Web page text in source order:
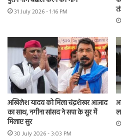
31 July 2026 - 1:16 PM
अखिलेश यादव को मिला चंद्रशेखर आजाद
का साथ, नगीना सांसद ने सपा के सुर में
मिलाए सुर
30 July 2026 - 3:03 PM